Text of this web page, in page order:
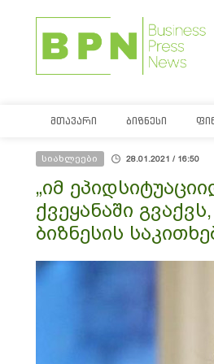
ᲛᲗᲐᲕᲐᲠᲘ ᲑᲘᲖᲜᲔᲡᲘ
სიახლეები 28.01.2021 / 16:50
„იმ
ქვეყანაში
ბიზნესის